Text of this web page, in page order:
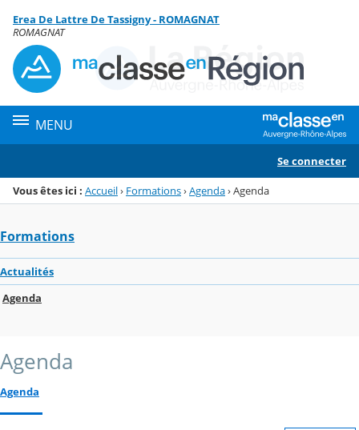
Menu de la rubrique
Contenu
Erea De Lattre De Tassigny - ROMAGNAT
ROMAGNAT
MENU
Se connecter
Vous êtes ici : Accueil› Formations›Agenda›Agenda
Formations
Actualités
Agenda
Agenda
Agenda